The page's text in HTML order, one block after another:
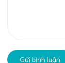
Gửi bình luận